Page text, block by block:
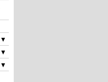
▼
▼
▼